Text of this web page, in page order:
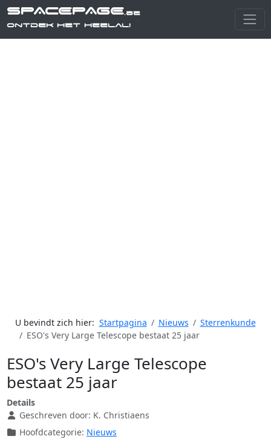
SPACEPAGE.be
Ontdek het heelal!
U bevindt zich hier: Startpagina Nieuws
Sterrenkunde
ESO's Very Large Telescope bestaat 25 jaar
ESO's Very Large Telescope
bestaat 25 jaar
Details
Geschreven door: K. Christiaens
Hoofdcategorie: Nieuws